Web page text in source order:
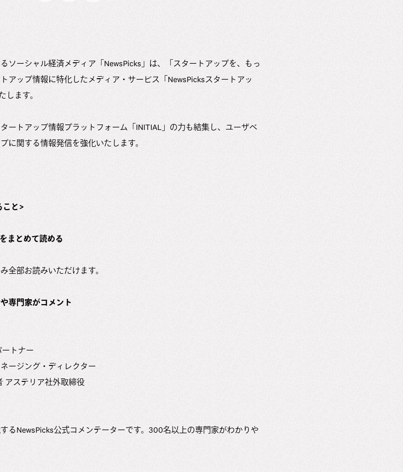
ソーシャル経済メディア「NewsPicks」は、「スタートアップを、もっ
アップ情報に特化したメディア・サービス「NewsPicksスタートアッ
します。
ートアップ情報プラットフォーム「INITIAL」の力も結集し、ユーザベ
に関する情報発信を強化いたします。
こと>
まとめて読める
全部お読みいただけます。
専門家がコメント
トナー
ージング・ディレクター
ステリア社外取締役
るNewsPicks公式コメンテーターです。300名以上の専門家がわかりや